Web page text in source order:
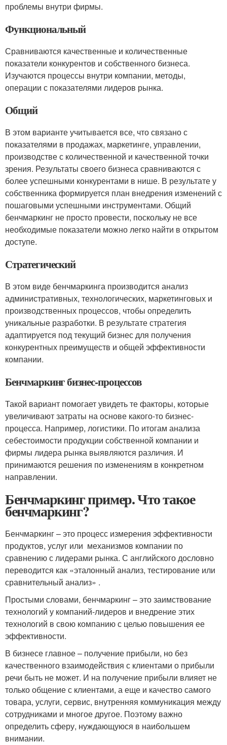
проблемы внутри фирмы.
Функциональный
Сравниваются качественные и количественные
показатели конкурентов и собственного бизнеса.
Изучаются процессы внутри компании, методы,
операции с показателями лидеров рынка.
Общий
В этом варианте учитывается все, что связано с
показателями в продажах, маркетинге, управлении,
производстве с количественной и качественной точки
зрения. Результаты своего бизнеса сравниваются с
более успешными конкурентами в нише. В результате у
собственника формируется план внедрения изменений с
пошаговыми успешными инструментами. Общий
бенчмаркинг не просто провести, поскольку не все
необходимые показатели можно легко найти в открытом
доступе.
Стратегический
В этом виде бенчмаркинга производится анализ
административных, технологических, маркетинговых и
производственных процессов, чтобы определить
уникальные разработки. В результате стратегия
адаптируется под текущий бизнес для получения
конкурентных преимуществ и общей эффективности
компании.
Бенчмаркинг бизнес-процессов
Такой вариант помогает увидеть те факторы, которые
увеличивают затраты на основе какого-то бизнес-
процесса. Например, логистики. По итогам анализа
себестоимости продукции собственной компании и
фирмы лидера рынка выявляются различия. И
принимаются решения по изменениям в конкретном
направлении.
Бенчмаркинг пример. Что такое
бенчмаркинг?
Бенчмаркинг – это процесс измерения эффективности
продуктов, услуг или механизмов компании по
сравнению с лидерами рынка. С английского дословно
переводится как «эталонный анализ, тестирование или
сравнительный анализ» .
Простыми словами, бенчмаркинг – это заимствование
технологий у компаний-лидеров и внедрение этих
технологий в свою компанию с целью повышения ее
эффективности.
В бизнесе главное – получение прибыли, но без
качественного взаимодействия с клиентами о прибыли
речи быть не может. И на получение прибыли влияет не
только общение с клиентами, а еще и качество самого
товара, услуги, сервис, внутренняя коммуникация между
сотрудниками и многое другое. Поэтому важно
определить сферу, нуждающуюся в наибольшем
внимании.